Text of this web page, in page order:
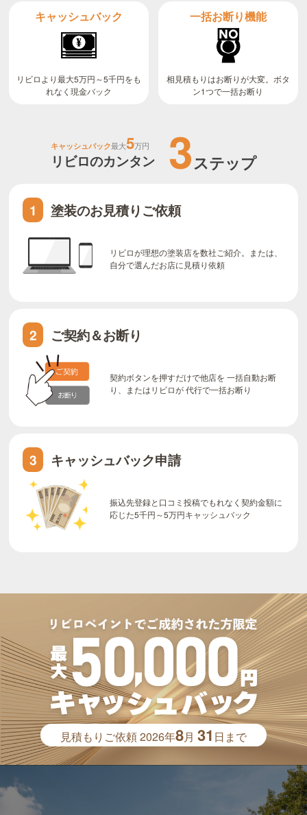
キャッシュバック
リビロより最大5万円～5千円をも
れなく現金バック
一括お断り機能
相見積もりはお断りが大変。ボタ
ン1つで一括お断り
キャッシュバック最大5万円
リビロのカンタン 3ステップ
1 塗装のお見積りご依頼
リビロが理想の塗装店を数社ご紹介。または、
自分で選んだお店に見積り依頼
2 ご契約＆お断り
契約ボタンを押すだけで他店を 一括自動お断
り、またはリビロが 代行で一括お断り
3 キャッシュバック申請
振込先登録と口コミ投稿でもれなく契約金額に
応じた5千円～5万円キャッシュバック
見積もりご依頼2026年8月31 日まで